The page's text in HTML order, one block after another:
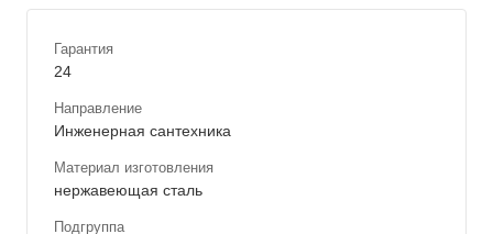
Гарантия
24
Направление
Инженерная сантехника
Материал изготовления
нержавеющая сталь
Подгруппа